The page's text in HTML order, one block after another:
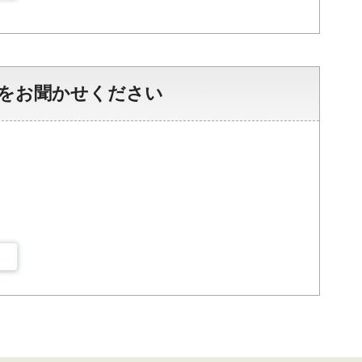
お聞かせください